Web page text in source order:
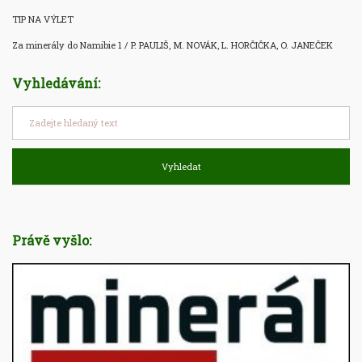
TIP NA VÝLET
Vyhledávání:
Vyhledat
Právě vyšlo: